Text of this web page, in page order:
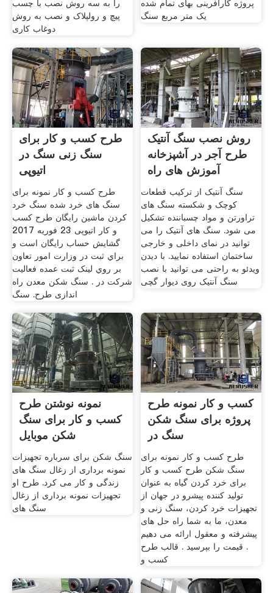
را به سه روش نصب با چسب
پیچ و رولپلاک و نصب به روش
دوغاب کاری
پروژه کارآفرینی بهای تمام شده
یک متر مربع سنگ
طرح کسب و کار برای
سنگ زنی سنگ در
اتیوپی
طرح کسب و کار نمونه برای
سنگ های خرد شده سنگ خرد
کردن ماشین رایگان طرح کسب
و کار اتیوپی 23 فوریه 2017
گشايش حساب رايگان است و
براي ثبت در وزارت امور تعاون
بر روي لينک ثبت عمده فعاليت
شرکت در . سنگ شکن معدن راه
اندازی طرح. سنگ
روش نصب سنگ آنتیک
طرح آجر در آشپزخانه
آموزش های راه
سنگ آنتیک از ترکیب قطعات
کوچک و شکسته سنگ های
تراورتن و مواد چسباننده تشکیل
می شود. سنگ های آنتیک را می
توانید در نمای داخلی و خارجی
ساختمان استفاده نمایید. با دیدن
ویدئو به راحتی می توانید با نصب
سنگ آنتیک روی دیوار گچی
نمونه نوشتن طرح
کسب و کار برای سنگ
شکن موبایل
سنگ شکن برای سرباره تجهیزات
نمونه برداری از زغال سنگ های
زندگی و کار می کرد. طرح او
تجهیزات نمونه برداری از زغال
سنگ های
کسب و کار نمونه طرح
پروژه برای سنگ شکن
سنگ در
طرح کسب و کار نمونه برای
سنگ شکن طرح کسب و کار
برای خرد کردن گیاه به عنوان
تولید کننده پیشرو در جهان از
تجهیزات خرد کردن، سنگ زنی و
معدن، ما به شما راه حل های
پیشرفته و معقول ارائه می دهیم
. قیمت را بپرسید . قالب طرح
کسب و